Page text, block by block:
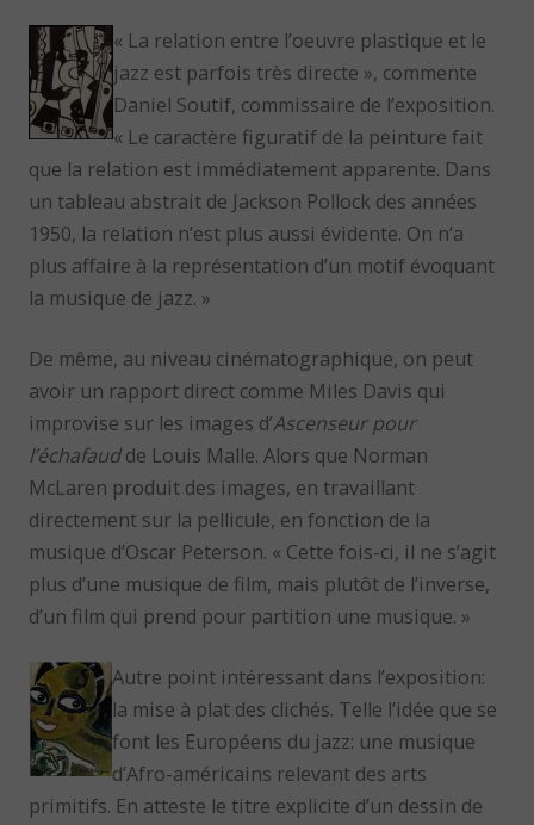
« La relation entre l’oeuvre plastique et le
jazz est parfois très directe », commente
Daniel Soutif, commissaire de l’exposition.
« Le caractère figuratif de la peinture fait
que la relation est immédiatement apparente. Dans
un tableau abstrait de Jackson Pollock des années
1950, la relation n’est plus aussi évidente. On n’a
plus affaire à la représentation d’un motif évoquant
la musique de jazz. »
De même, au niveau cinématographique, on peut
avoir un rapport direct comme Miles Davis qui
improvise sur les images d’Ascenseur pour
l’échafaudde Louis Malle. Alors que Norman
McLaren produit des images, en travaillant
directement sur la pellicule, en fonction de la
musique d’Oscar Peterson. « Cette fois-ci, il ne s’agit
plus d’une musique de film, mais plutôt de l’inverse,
d’un film qui prend pour partition une musique. »
Autre point intéressant dans l’exposition:
la mise à plat des clichés. Telle l’idée que se
font les Européens du jazz: une musique
d’Afro-américains relevant des arts
primitifs. En atteste le titre explicite d’un dessin de